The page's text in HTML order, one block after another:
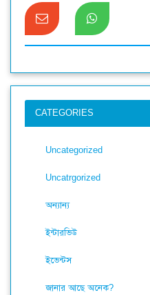
CATEGORIES
Uncategorized
Uncatrgorized
অন্যান্য
ইন্টারভিউ
ইভেন্টস
জানার আছে অনেক?